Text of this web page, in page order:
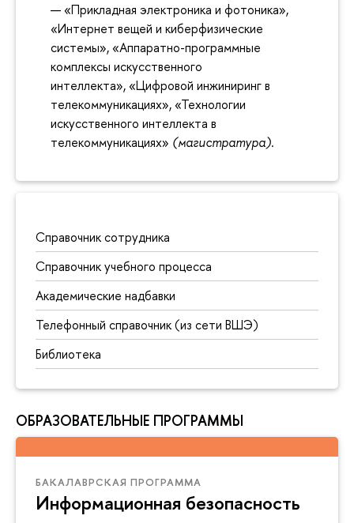
«Прикладная электроника и фотоника»,
«Интернет вещей и киберфизические
системы», «Аппаратно-программные
комплексы искусственного
интеллекта», «Цифровой инжиниринг в
телекоммуникациях», «Технологии
искусственного интеллекта в
телекоммуникациях» (магистратура).
Справочник сотрудника
Справочник учебного процесса
Академические надбавки
Телефонный справочник (из сети ВШЭ)
Библиотека
ОБРАЗОВАТЕЛЬНЫЕ ПРОГРАММЫ
БАКАЛАВРСКАЯ ПРОГРАММА
Информационная безопасность